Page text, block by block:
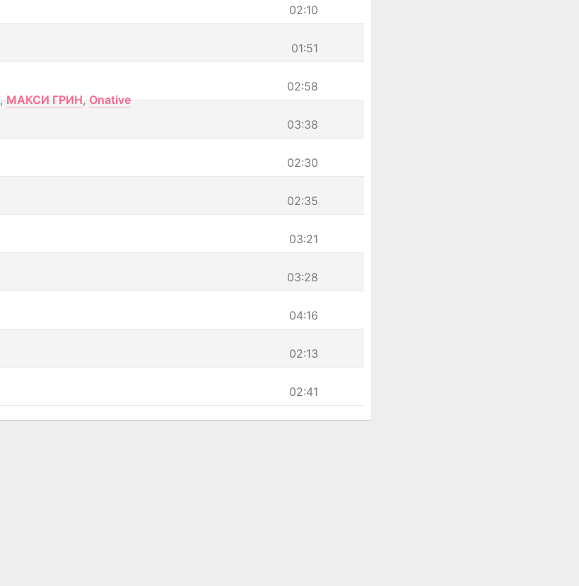
02:10
01:51
02:58
, МАКСИ ГРИН, Onative
03:38
02:30
02:35
03:21
03:28
04:16
02:13
02:41